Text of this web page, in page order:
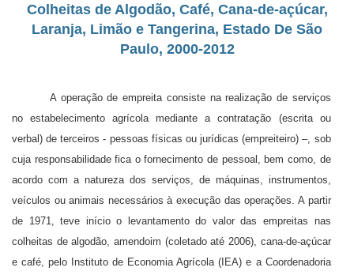
Colheitas de Algodão, Café, Cana-de-açúcar,
Laranja, Limão e Tangerina, Estado De São
Paulo, 2000-2012
A operação de empreita consiste na realização de serviços
no estabelecimento agrícola mediante a contratação (escrita ou
verbal) de terceiros - pessoas físicas ou jurí­dicas (empreiteiro) –, sob
cuja responsabilidade fica o fornecimento de pessoal, bem como, de
acordo com a natureza dos serviços, de máquinas, instrumentos,
veículos ou animais necessários à execução das operações. A partir
de 1971, teve início o levanta­mento do valor das empreitas nas
colheitas de algodão, amendoim (coletado até 2006), cana-de-açúcar
e café, pelo Instituto de Economia Agrícola (IEA) e a Coordenadoria